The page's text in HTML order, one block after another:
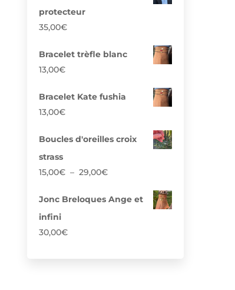
protecteur
35,00€
Bracelet trèfle blanc
13,00€
Bracelet Kate fushia
13,00€
Boucles d'oreilles croix
strass
15,00€ – 29,00€Plage
prix :
Jonc Breloques Ange et
infini
30,00€